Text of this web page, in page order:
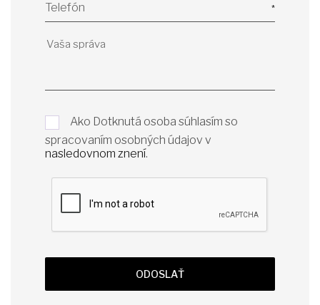
Telefón
Ako Dotknutá osoba súhlasím so
spracovaním osobných údajov v
nasledovnom znení.
ODOSLAŤ